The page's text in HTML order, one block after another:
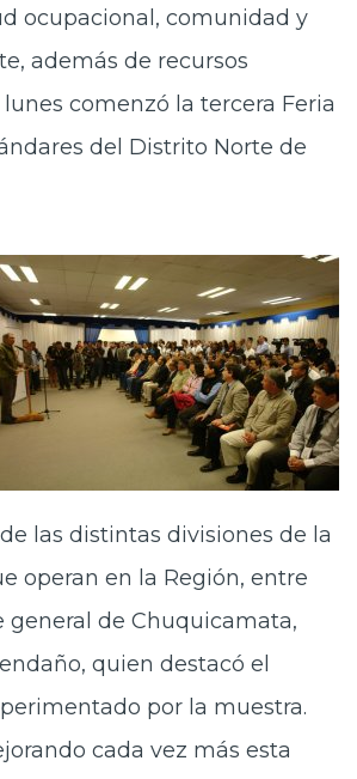
ocupacional, comunidad y
además de recursos
comenzó la tercera Feria
del Distrito Norte de
las distintas divisiones de la
operan en la Región, entre
general de Chuquicamata,
quien destacó el
por la muestra.
cada vez más esta